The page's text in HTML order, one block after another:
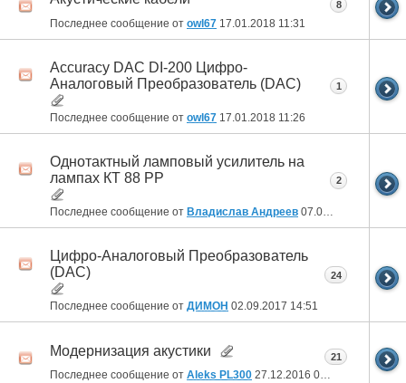
Последнее сообщение от owl67 17.01.2018 11:31
8
Accuracy DAC DI-200 Цифро-
Аналоговый Преобразователь (DAC)
Последнее сообщение от owl67 17.01.2018 11:26
1
Однотактный ламповый усилитель на
лампах КТ 88 РР
Последнее сообщение от Владислав Андреев 07.09.2017
2
Цифро-Аналоговый Преобразователь
(DAC)
Последнее сообщение от ДИМОН 02.09.2017 14:51
24
Модернизация акустики
Последнее сообщение от Aleks PL300 27.12.2016 09:56
21